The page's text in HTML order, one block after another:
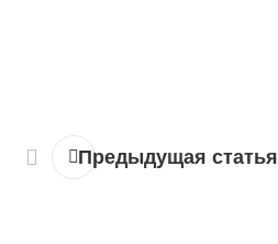
Предыдущая статья